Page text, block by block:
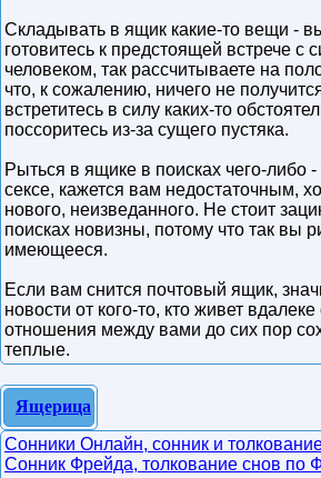
Складывать в ящик какие-то вещи -
готовитесь к предстоящей встрече с
человеком, так рассчитываете на
что, к сожалению, ничего не
встретитесь в силу каких-то
поссоритесь из-за сущего пустяка.
Рыться в ящике в поисках чего-либо
сексе, кажется вам недостаточным,
нового, неизведанного. Не стоит
поисках новизны, потому что так вы
имеющееся.
Если вам снится почтовый ящик,
новости от кого-то, кто живет
отношения между вами до сих пор
теплые.
Ящерица
Сонники Онлайн, сонник и
Сонник Фрейда, толкование снов по